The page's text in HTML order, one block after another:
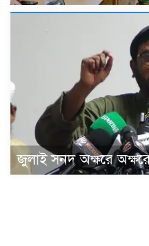
জুলাই সনদ অক্ষরে অক্ষরে